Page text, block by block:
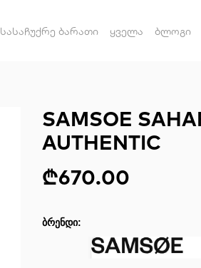
სასაჩუქრე ბარათი ყველა ბლოგი
SAMSOE
AUTHENTIC
₾670.00
ᲑᲠᲔᲜᲓᲘ: